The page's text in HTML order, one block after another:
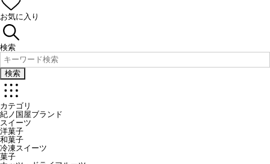
お気に入り
検索
検索
カテゴリ
紀ノ国屋ブランド
スイーツ
洋菓子
和菓子
冷凍スイーツ
菓子